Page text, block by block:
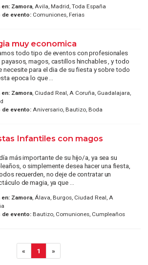
en: Zamora, Avila, Madrid, Toda España
de evento:Comuniones, Ferias
muy economica
todo tipo de eventos con profesionales
payasos, magos, castillos hinchables , y todo
necesite para el dia de su fiesta y sobre todo
epoca lo que ...
en: Zamora, Ciudad Real, A Coruña, Guadalajara,
de evento:Aniversario, Bautizo, Boda
Infantiles con magos
más importante de su hijo/a, ya sea su
o simplemente desea hacer una fiesta,
recuerden, no deje de contratar un
de magia, ya que ...
en: Zamora, Álava, Burgos, Ciudad Real, A
de evento:Bautizo, Comuniones, Cumpleaños
« 1 »